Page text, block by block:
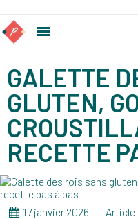

GALETTE
GLUTEN,
RECETTE
17 janvier 2026 - Article